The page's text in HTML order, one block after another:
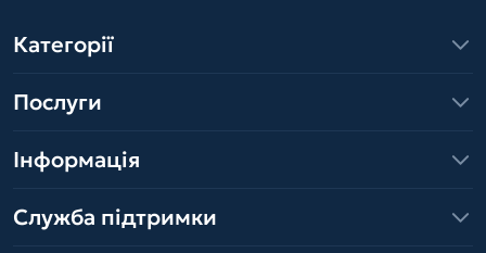
Категорії
Послуги
Інформація
Служба підтримки